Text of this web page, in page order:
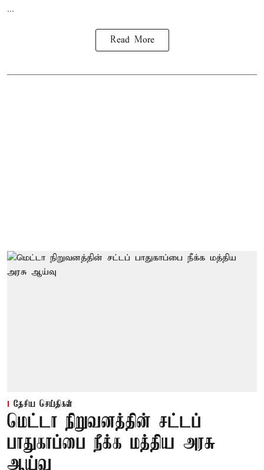
...
Read More
தேசிய செய்திகள்
மெட்டா நிறுவனத்தின் சட்டப்
பாதுகாப்பை நீக்க மத்திய அரசு
ஆய்வு